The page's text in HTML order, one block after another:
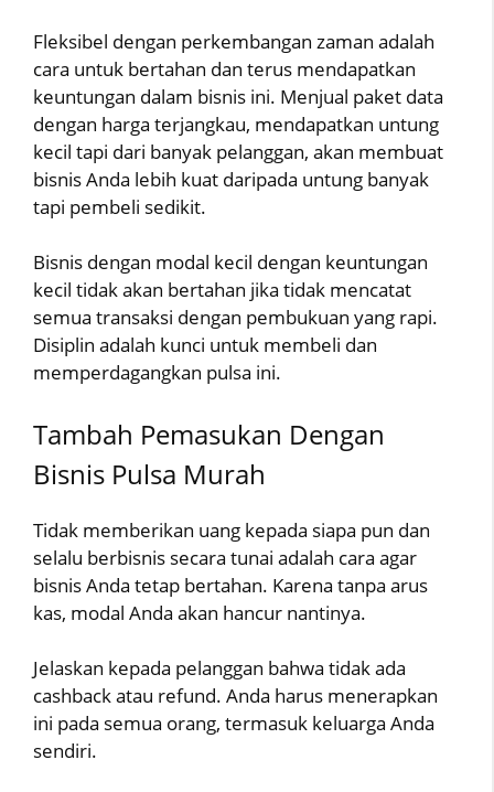
Fleksibel dengan perkembangan zaman adalah
cara untuk bertahan dan terus mendapatkan
keuntungan dalam bisnis ini. Menjual paket data
dengan harga terjangkau, mendapatkan untung
kecil tapi dari banyak pelanggan, akan membuat
bisnis Anda lebih kuat daripada untung banyak
tapi pembeli sedikit.
Bisnis dengan modal kecil dengan keuntungan
kecil tidak akan bertahan jika tidak mencatat
semua transaksi dengan pembukuan yang rapi.
Disiplin adalah kunci untuk membeli dan
memperdagangkan pulsa ini.
Tambah Pemasukan Dengan
Bisnis Pulsa Murah
Tidak memberikan uang kepada siapa pun dan
selalu berbisnis secara tunai adalah cara agar
bisnis Anda tetap bertahan. Karena tanpa arus
kas, modal Anda akan hancur nantinya.
Jelaskan kepada pelanggan bahwa tidak ada
cashback atau refund. Anda harus menerapkan
ini pada semua orang, termasuk keluarga Anda
sendiri.